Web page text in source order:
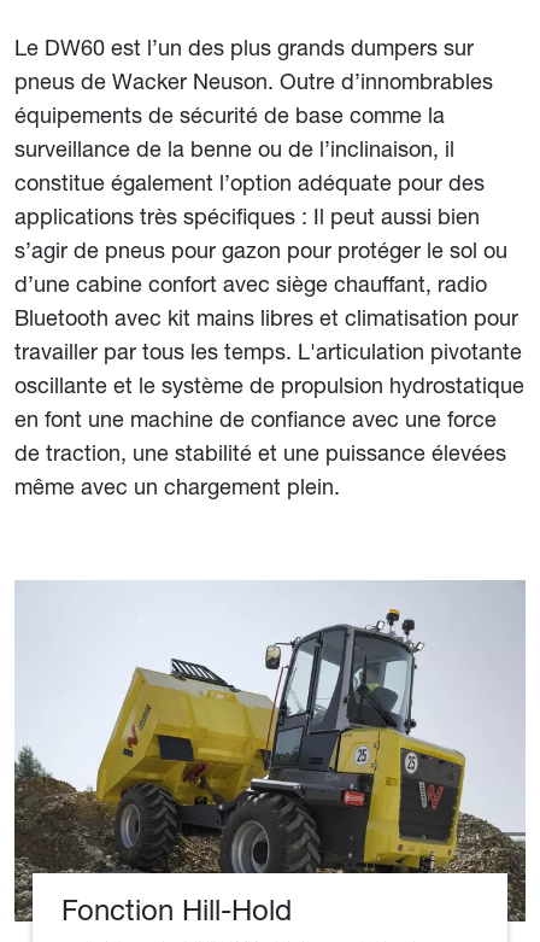
Le DW60 est l’un des plus grands dumpers sur
pneus de Wacker Neuson. Outre d’innombrables
équipements de sécurité de base comme la
surveillance de la benne ou de l’inclinaison, il
constitue également l’option adéquate pour des
applications très spécifiques : Il peut aussi bien
s’agir de pneus pour gazon pour protéger le sol ou
d’une cabine confort avec siège chauffant, radio
Bluetooth avec kit mains libres et climatisation pour
travailler par tous les temps. L'articulation pivotante
oscillante et le système de propulsion hydrostatique
en font une machine de confiance avec une force
de traction, une stabilité et une puissance élevées
même avec un chargement plein.
Fonction Hill-Hold